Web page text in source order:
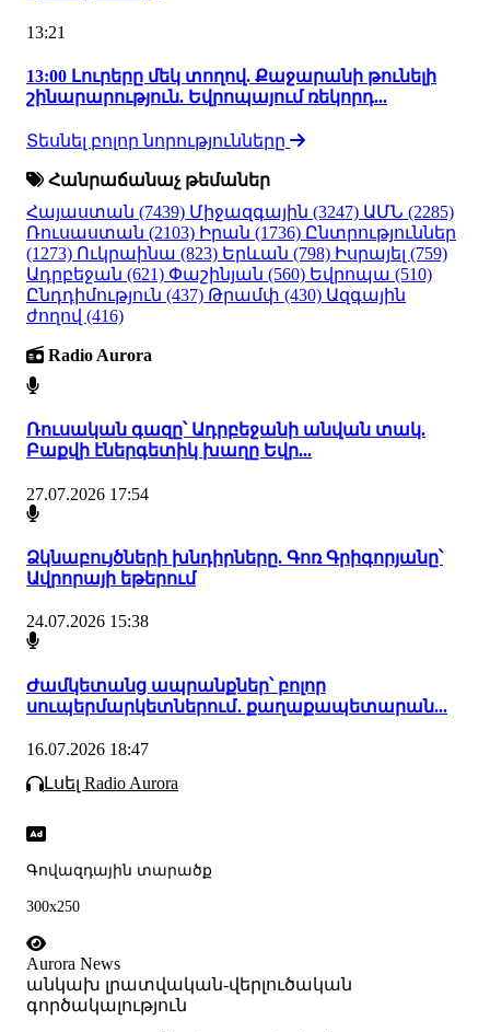
13:21
13:00 Լուրերը մեկ տողով. Քաջարանի թունելի
շինարարություն. Եվրոպայում ռեկորդ...
Տեսնել բոլոր նորությունները
Հանրաճանաչ թեմաներ
Հայաստան (7439) Միջազգային (3247) ԱՄՆ (2285)
Ռուսաստան (2103) Իրան (1736) Ընտրություններ
(1273) Ուկրաինա (823) Երևան (798) Իսրայել (759)
Ադրբեջան (621) Փաշինյան (560) Եվրոպա (510)
Ընդդիմություն (437) Թրամփ (430) Ազգային
ժողով (416)
Radio Aurora
Ռուսական գազը՝ Ադրբեջանի անվան տակ.
Բաքվի էներգետիկ խաղը Եվր...
27.07.2026 17:54
Ձկնաբույծների խնդիրները. Գոռ Գրիգորյանը՝
Ավրորայի եթերում
24.07.2026 15:38
Ժամկետանց ապրանքներ՝ բոլոր
սուպերմարկետներում․ քաղաքապետարան...
16.07.2026 18:47
Լսել Radio Aurora
Գովազդային տարածք
300x250
Aurora News
անկախ լրատվական-վերլուծական
գործակալություն